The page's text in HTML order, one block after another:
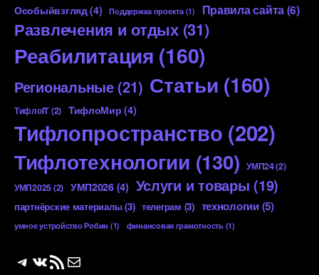
Особыйвзгляд(4) Поддержка проекта(1) Правила сайта(6)
Развлечения и отдых(31)
Реабилитация (160)
Региональные(21) Статьи (160)
ТифлоIT(2) ТифлоМир (4)
Тифлопространство (202)
Тифлотехнологии (130) УМП24(2)
УМП2025(2) УМП2026(4) Услуги и товары (19)
партнёрские материалы(3) телеграм (3) технологии(5)
умное устройство Робин (1) финансовая грамотность(1)
Telegram
ВКонтакте
RSS-лентаПочта